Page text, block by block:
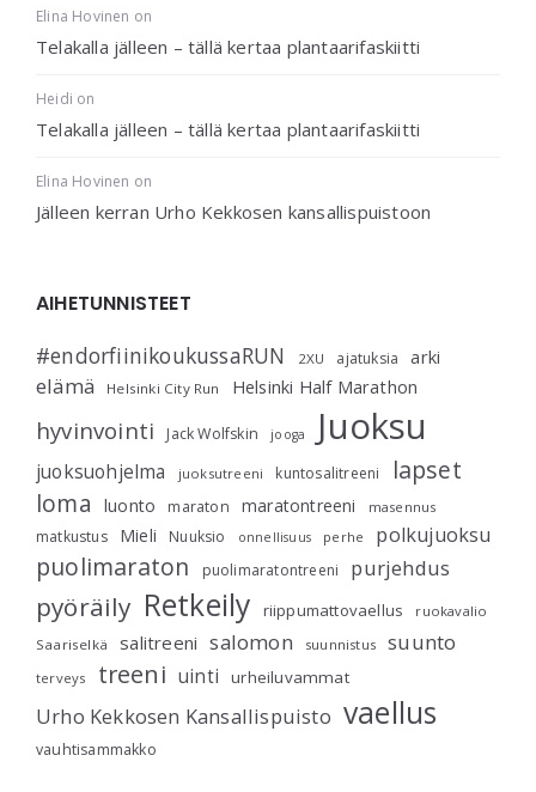
Elina Hovinen on
Telakalla jälleen – tällä kertaa plantaarifaskiitti
Heidi on
Telakalla jälleen – tällä kertaa plantaarifaskiitti
Elina Hovinen on
Jälleen kerran Urho Kekkosen kansallispuistoon
AIHETUNNISTEET
#endorfiinikoukussaRUN 2XU ajatuksia arki
elämä Helsinki City Run Helsinki Half Marathon
hyvinvointi Jack Wolfskin jooga Juoksu
juoksuohjelma juoksutreeni kuntosalitreeni
lapset
loma
luonto maraton maratontreeni masennus
matkustus Mieli Nuuksio onnellisuus perhe polkujuoksu
puolimaraton puolimaratontreeni purjehdus
pyöräily Retkeily riippumattovaellus
ruokavalio
Saariselkä
salitreeni salomon suunnistus suunto
terveys treeni uinti urheiluvammat
Urho Kekkosen Kansallispuisto vaellus
vauhtisammakko